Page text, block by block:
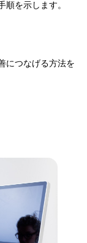
を示します。
につなげる方法を